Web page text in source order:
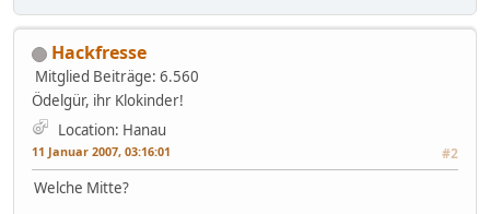
Hackfresse
Mitglied Beiträge: 6.560
Ödelgür, ihr Klokinder!
Location: Hanau
11 Januar 2007, 03:16:01 #2
Welche Mitte?